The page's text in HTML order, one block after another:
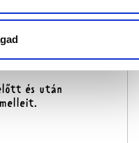
legalább
és után